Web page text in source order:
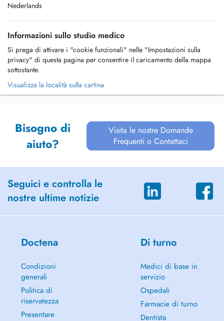
Nederlands
Informazioni sullo studio medico
Si prega di attivare i "cookie funzionali" nelle "Impostazioni sulla
privacy" di questa pagina per consentire il caricamento della mappa
sottostante.
Visualizza la località sulla cartina
Bisogno di
aiuto?
Visita le nostre Domande
Frequenti o Contattaci
Seguici e controlla le
nostre ultime notizie
Doctena
Condizioni
generali
Politica di
riservatezza
Presentare
Di turno
Medici di base in
servizio
Ospedali
Farmacie di turno
Dentista